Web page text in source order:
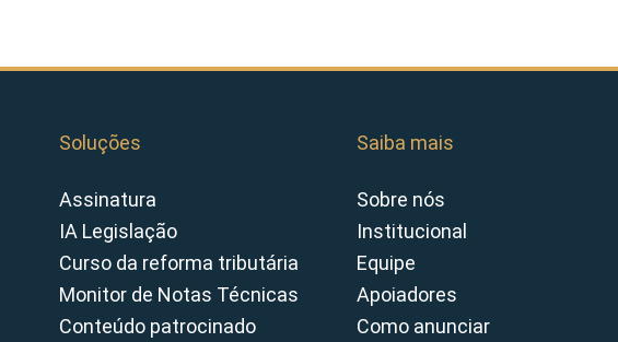
Soluções
Assinatura
IA Legislação
Curso da reforma tributária
Monitor de Notas Técnicas
Conteúdo patrocinado
Saiba mais
Sobre nós
Institucional
Equipe
Apoiadores
Como anunciar